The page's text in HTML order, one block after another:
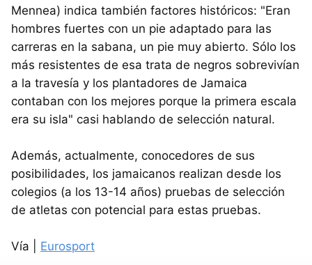
Mennea) indica también factores históricos: "Eran
hombres fuertes con un pie adaptado para las
carreras en la sabana, un pie muy abierto. Sólo los
más resistentes de esa trata de negros sobrevivían
a la travesía y los plantadores de Jamaica
contaban con los mejores porque la primera escala
era su isla" casi hablando de selección natural.
Además, actualmente, conocedores de sus
posibilidades, los jamaicanos realizan desde los
colegios (a los 13-14 años) pruebas de selección
de atletas con potencial para estas pruebas.
Vía | Eurosport